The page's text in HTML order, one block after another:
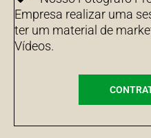
Empresa realizar uma
ter um material de
Vídeos.